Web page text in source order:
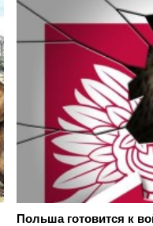
Польша готовится к